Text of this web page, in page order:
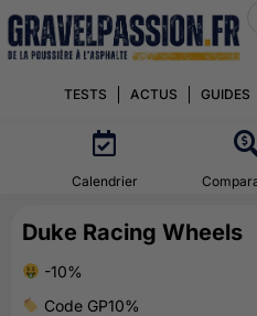
TESTS ACTUS GUIDES
Calendrier
Duke Racing Wheels
-10%
Code GP10%